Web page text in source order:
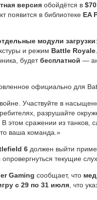
версия обойдётся в $70
появится в библиотеке EA
модули загрузки
и режим Battle Royale
будетбесплатной —
официально для
войне. Участвуйте в
разрушайте
В этом сражении из танков,
ваша команда.»
6 должен выйти
текущие
Gaming сообщает, что
с 29 по 31 июля , что